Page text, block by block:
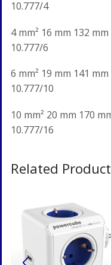
10.777/4
4 mm² 16 mm 132
10.777/6
6 mm² 19 mm 141
10.777/10
10 mm² 20 mm 170
10.777/16
Related